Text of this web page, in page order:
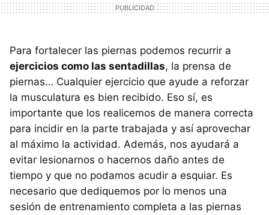
Para fortalecer las piernas podemos recurrir a
ejercicios como las sentadillas, la prensa de
piernas… Cualquier ejercicio que ayude a reforzar
la musculatura es bien recibido. Eso sí, es
importante que los realicemos de manera correcta
para incidir en la parte trabajada y así aprovechar
al máximo la actividad. Además, nos ayudará a
evitar lesionarnos o hacernos daño antes de
tiempo y que no podamos acudir a esquiar. Es
necesario que dediquemos por lo menos una
sesión de entrenamiento completa a las piernas